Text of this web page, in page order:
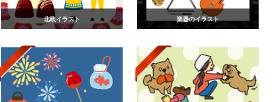
北欧イラスト 楽器のイラスト